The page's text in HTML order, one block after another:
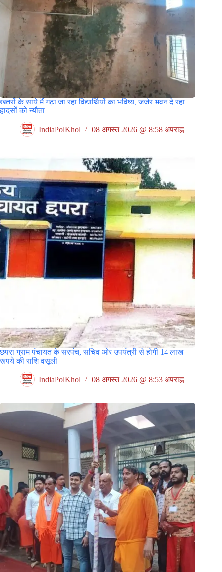
खतरों के साये मैं गढ़ा जा रहा विद्यार्थियों का भविष्य, जर्जर भवन दे रहा
हादसों को न्यौता
IndiaPolKhol 08 अगस्त 2026 @ 8:58 अपराह्न
छपरा ग्राम पंचायत के सरपंच, सचिव ओर उपयंत्री से होगी 14 लाख
रूपये की राशि वसूली
IndiaPolKhol 08 अगस्त 2026 @ 8:53 अपराह्न